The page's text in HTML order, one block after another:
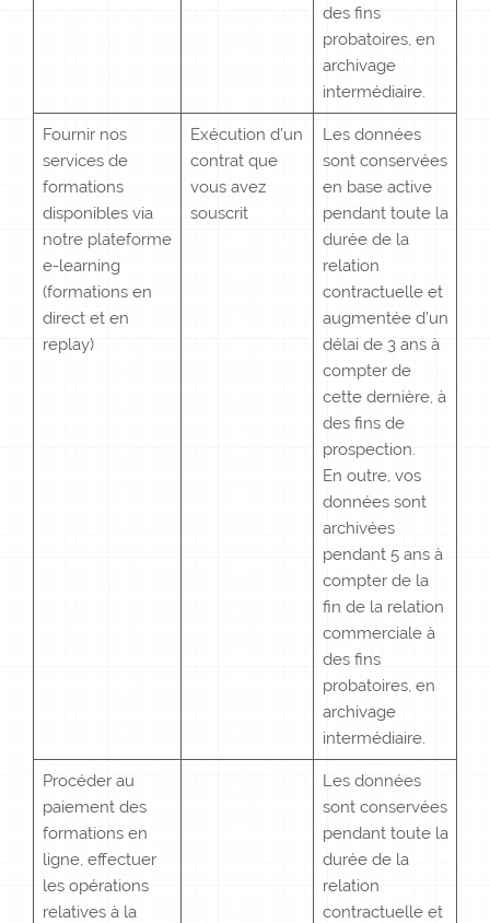
des fins
probatoires, en
archivage
intermédiaire.
Fournir nos
services de
formations
disponibles via
notre plateforme
e-learning
(formations en
direct et en
replay)
Exécution d’un
contrat que
vous avez
souscrit
Les données
sont conservées
en base active
pendant toute la
durée de la
relation
contractuelle et
augmentée d’un
délai de 3 ans à
compter de
cette dernière, à
des fins de
prospection.
En outre, vos
données sont
archivées
pendant 5 ans à
compter de la
fin de la relation
commerciale à
des fins
probatoires, en
archivage
intermédiaire.
Procéder au
paiement des
formations en
ligne, effectuer
les opérations
relatives à la
Les données
sont conservées
pendant toute la
durée de la
relation
contractuelle et